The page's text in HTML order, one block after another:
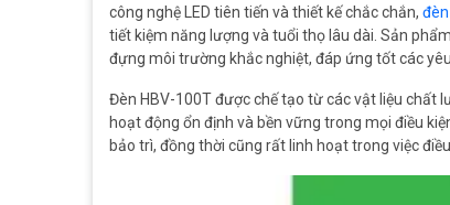
công nghệ LED tiên tiến và thiết kế chắc chắn,
tiết kiệm năng lượng và tuổi thọ lâu dài. Sản
đựng môi trường khắc nghiệt, đáp ứng tốt các
Đèn HBV-100T được chế tạo từ các vật liệu chất
hoạt động ổn định và bền vững trong mọi điều
bảo trì, đồng thời cũng rất linh hoạt trong việc